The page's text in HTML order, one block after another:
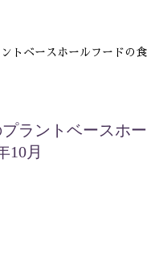
トベースホールフードの食
プラントベースホー
10月